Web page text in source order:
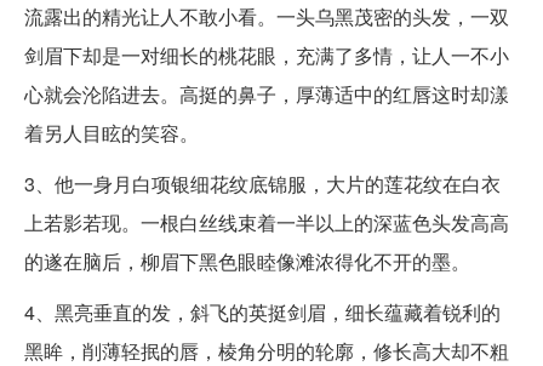
流露出的精光让人不敢小看。一头乌黑茂密的头发，一双
剑眉下却是一对细长的桃花眼，充满了多情，让人一不小
心就会沦陷进去。高挺的鼻子，厚薄适中的红唇这时却漾
着另人目眩的笑容。
3、他一身月白项银细花纹底锦服，大片的莲花纹在白衣
上若影若现。一根白丝线束着一半以上的深蓝色头发高高
的遂在脑后，柳眉下黑色眼睦像滩浓得化不开的墨。
4、黑亮垂直的发，斜飞的英挺剑眉，细长蕴藏着锐利的
黑眸，削薄轻抿的唇，棱角分明的轮廓，修长高大却不粗